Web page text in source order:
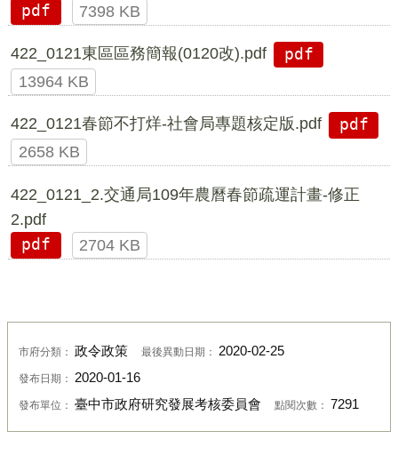
pdf
7398 KB
422_0121東區區務簡報(0120改).pdf
pdf
13964 KB
422_0121春節不打烊-社會局專題核定版.pdf
pdf
2658 KB
422_0121_2.交通局109年農曆春節疏運計畫-修正
2.pdf
pdf
2704 KB
市府分類： 政令政策 最後異動日期： 2020-02-25
發布日期： 2020-01-16
發布單位： 臺中市政府研究發展考核委員會 點閱次數： 7291